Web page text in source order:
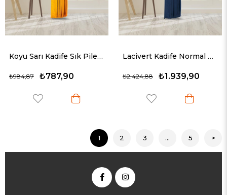
Koyu Sarı Kadife Sık Pileli Fon Perde (1x3)
₺787,90
₺984,87
Lacivert Kadife Normal Pileli Fon Perde (1x2.5)
₺1.939,90
₺2.424,88
1 2 3 ... 5 >